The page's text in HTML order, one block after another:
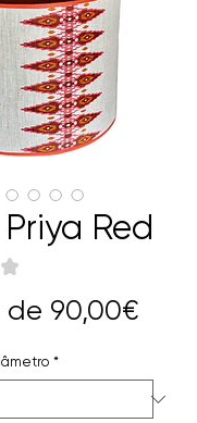
Red
★
de 90,00€Preço
*